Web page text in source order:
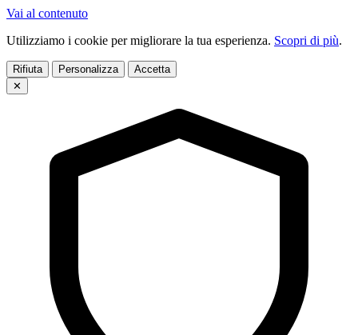
Vai al contenuto
Utilizziamo i cookie per migliorare la tua esperienza. Scopri di più.
Rifiuta Personalizza
Accetta
✕